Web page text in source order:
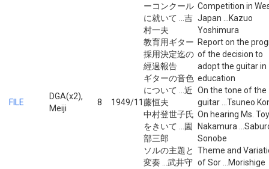
FILE
DGA(x2),
Meiji
8 1949/11
ーコンクール
に就いて ...吉
村一夫
教育用ギター
採用決定迄の
經過報告
ギターの音色
について ...近
藤恒夫
中村登世子氏
をきいて ...園
部三郎
ソルの主題と
変奏 ...武井守
Competition in
Japan ...Kazuo
Yoshimura
Report on the
of the decision to
adopt the guitar in
education
On the tone of the
guitar ...Tsuneo
On hearing Ms.
Nakamura
Sonobe
Theme and
of Sor ...Morishige